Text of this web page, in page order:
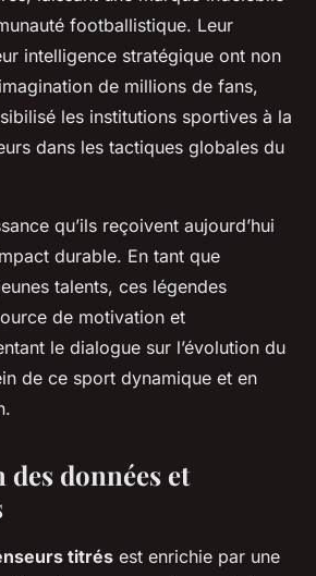
footballistique. Leur
intelligence stratégique ont non
de millions de fans,
les institutions sportives à la
dans les tactiques globales du
qu’ils reçoivent aujourd’hui
durable. En tant que
talents, ces légendes
de motivation et
le dialogue sur l’évolution du
de ce sport dynamique et en
données et
titrés est enrichie par une